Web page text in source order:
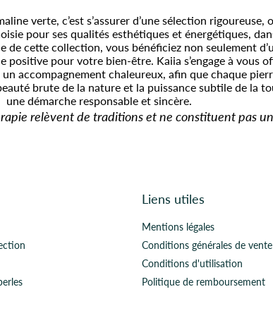
verte, c’est s’assurer d’une sélection
pour ses qualités esthétiques et énergétiques,
de cette collection, vous bénéficiez non seulement
positive pour votre bien-être. Kaiia s’engage à vous
accompagnement chaleureux, afin que chaque
brute de la nature et la puissance subtile de la
une démarche responsable et sincère.
relèvent de traditions et ne constituent pas
Liens utiles
Mentions légales
Conditions générales de vente
Conditions d'utilisation
Politique de remboursement